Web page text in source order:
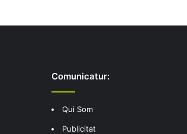
Comunicatur:
Qui Som
Publicitat